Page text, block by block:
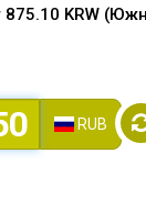
KRW
RUB